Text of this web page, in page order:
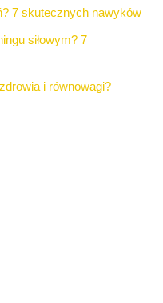
7 skutecznych nawyków
siłowym? 7
i równowagi?